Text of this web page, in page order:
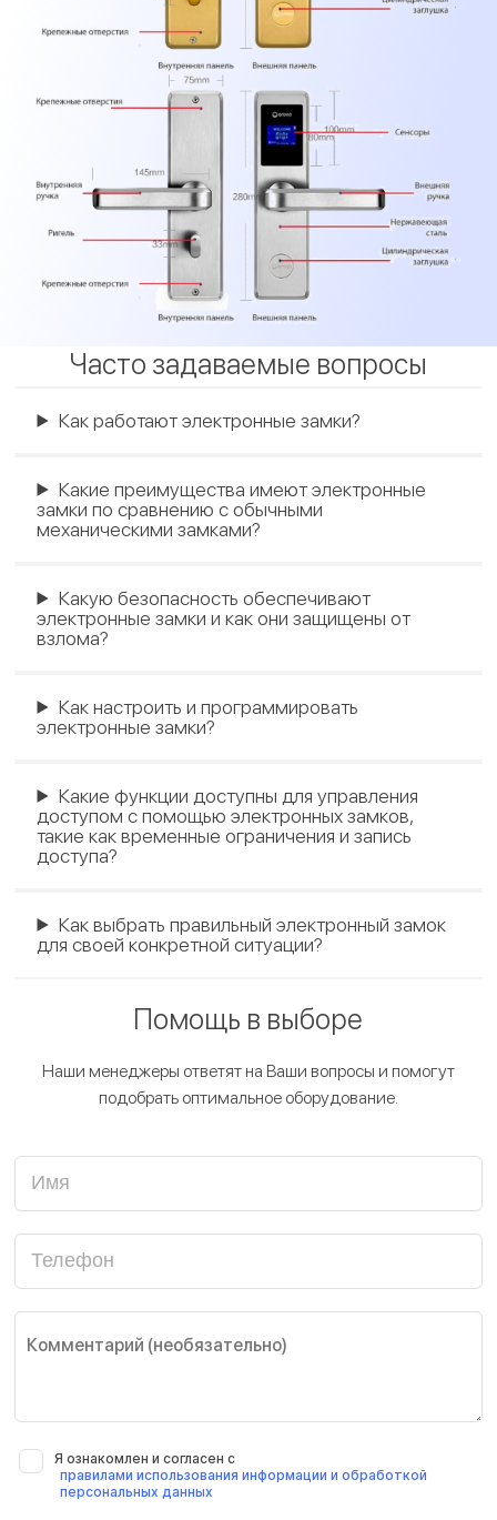
Часто задаваемые вопросы
Как работают электронные замки?
Какие преимущества имеют электронные
замки по сравнению с обычными
механическими замками?
Какую безопасность обеспечивают
электронные замки и как они защищены от
взлома?
Как настроить и программировать
электронные замки?
Какие функции доступны для управления
доступом с помощью электронных замков,
такие как временные ограничения и запись
доступа?
Как выбрать правильный электронный замок
для своей конкретной ситуации?
Помощь в выборе
Наши менеджеры ответят на Ваши вопросы и помогут
подобрать оптимальное оборудование.
Имя
Телефон
Я ознакомлен и согласен с
правилами использования информации и обработкой
персональных данных